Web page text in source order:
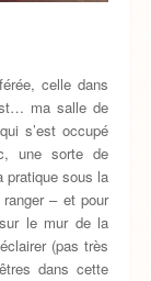
celle dans
ma salle de
s’est occupé
une sorte de
pratique sous la
– et pour
le mur de la
(pas très
dans cette